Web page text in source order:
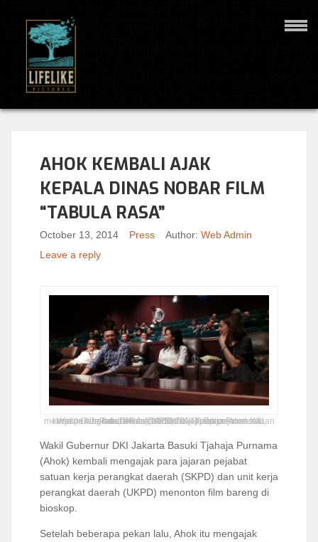
AHOK KEMBALI AJAK
KEPALA DINAS NOBAR FILM
“TABULA RASA”
October 13, 2014 Press Author: Web Admin
Leave a reply
Wakil Gubernur DKI Jakarta Basuki Tjahaja Purnama menonton film Tabula Rasa bersama jajaran pejabat satuan kerja perangkat daerah (SKPD) DKI, di Epicentrum XXI, Jakarta, Senin (13/10/2014) malam.
Wakil Gubernur DKI Jakarta Basuki Tjahaja Purnama
(Ahok) kembali mengajak para jajaran pejabat
satuan kerja perangkat daerah (SKPD) dan unit kerja
perangkat daerah (UKPD) menonton film bareng di
bioskop.
Setelah beberapa pekan lalu, Ahok itu mengajak